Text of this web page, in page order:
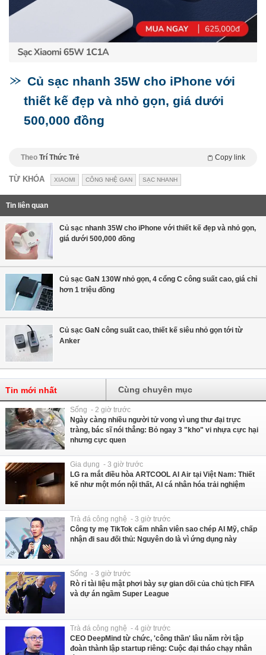
Củ sạc nhanh 35W cho iPhone với
thiết kế đẹp và nhỏ gọn, giá dưới
500,000 đồng
Theo Trí Thức Trẻ Copy link
TỪ KHÓA XIAOMI CÔNG NHỆ GAN SẠC NHANH
Tin liên quan
Củ sạc nhanh 35W cho iPhone với thiết kế đẹp và nhỏ gọn,
giá dưới 500,000 đồng
Củ sạc GaN 130W nhỏ gọn, 4 cổng C công suất cao, giá chỉ
hơn 1 triệu đồng
Củ sạc GaN công suất cao, thiết kế siêu nhỏ gọn tới từ
Anker
Tin mới nhất Cùng chuyên mục
Sống - 2 giờ trước
Ngày càng nhiều người tử vong vì ung thư đại trực
tràng, bác sĩ nói thẳng: Bỏ ngay 3 "kho" vi nhựa cực hại
nhưng cực quen
Gia dụng - 3 giờ trước
LG ra mắt điều hòa ARTCOOL AI Air tại Việt Nam: Thiết
kế như một món nội thất, AI cá nhân hóa trải nghiệm
Trà đá công nghệ - 3 giờ trước
Công ty mẹ TikTok cấm nhân viên sao chép AI Mỹ, chấp
nhận đi sau đối thủ: Nguyên do là vì ứng dụng này
Sống - 3 giờ trước
Rò rỉ tài liệu mật phơi bày sự gian dối của chủ tịch FIFA
và dự án ngầm Super League
Trà đá công nghệ - 4 giờ trước
CEO DeepMind từ chức, 'công thần' lâu năm rời tập
đoàn thành lập startup riêng: Cuộc đại tháo chạy nhân